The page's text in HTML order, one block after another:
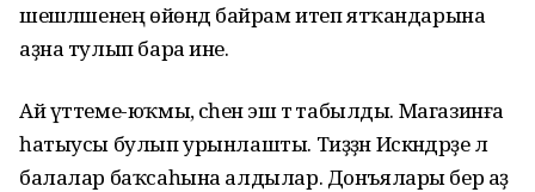
шешәләшенең өйөндә байрам итеп ятҡандарына
аҙна тулып бара ине.
Ай үттеме-юҡмы, әсәһенә эш тә табылды. Магазинға
һатыусы булып урынлашты. Тиҙҙән Искәндәрҙе лә
балалар баҡсаһына алдылар. Донъялары бер аҙ